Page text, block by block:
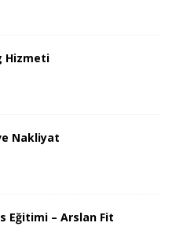
Hizmeti
Nakliyat
Eğitimi – Arslan Fit